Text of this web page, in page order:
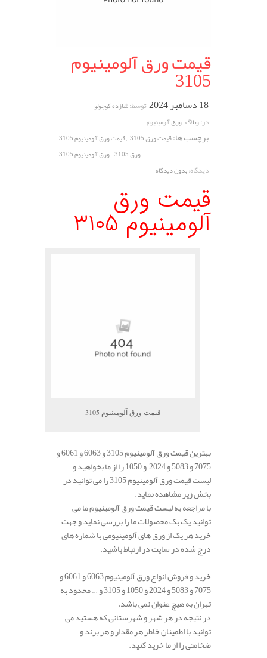
قیمت ورق آلومینیوم
3105
18 دسامبر 2024 توسط:شازده کوچولو
در:وبلاگ ,ورق آلومینیوم
برچسب ها:قیمت ورق 3105 ,قیمت ورق آلومینیوم 3105
,ورق 3105 ,ورق آلومینیوم 3105
دیدگاه:بدون دیدگاه
قیمت ورق
آلومینیوم 3105
قیمت ورق آلومینیوم 3105
بهترین قیمت ورق آلومینیوم 3105 و 6063 و 6061 و
7075 و 5083 و 2024 و 1050 را از ما بخواهید و
لیست قیمت ورق آلومینیوم 3105 را می توانید در
بخش زیر مشاهده نماید.
با مراجعه به لیست قیمت ورق آلومینیوم ما می
توانید یک بک محصولات ما را بررسی نماید و جهت
خرید هر یک از ورق های آلومینیومی با شماره های
درج شده در سایت در ارتباط باشید.
خرید و فروش انواع ورق آلومینیوم 6063 و 6061 و
7075 و 5083 و 2024 و 1050 و 3105 و … محدود به
تهران به هیچ عنوان نمی باشد.
در نتیجه در هر شهر و شهرستانی که هستید می
توانید با اطمینان خاطر هر مقدار و هر برند و
ضخامتی را از ما خرید کنید.